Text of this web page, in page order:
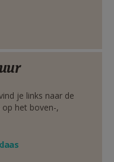
je links naar de
op het boven-,